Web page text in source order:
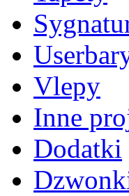
Vlepy
Inne
Dodatki